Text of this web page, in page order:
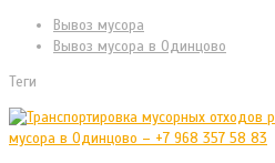
Вывоз мусора
Вывоз мусора в Одинцово
Теги